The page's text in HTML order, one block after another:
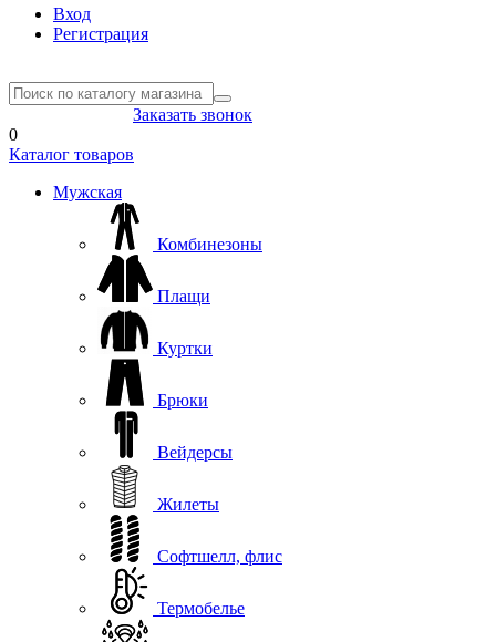
Вход
Регистрация
Заказать звонок
0
Каталог товаров
Мужская
Комбинезоны
Плащи
Куртки
Брюки
Вейдерсы
Жилеты
Софтшелл, флис
Термобелье